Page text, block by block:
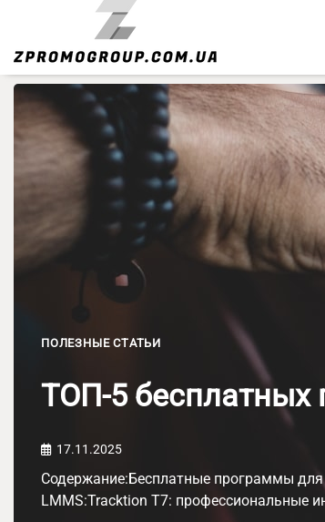
content
ПОЛЕЗНЫЕ СТАТЬИ
ТОП-5 бесплатных
17.11.2025
Содержание:Бесплатные программы
LMMS:Tracktion T7: профессиональные